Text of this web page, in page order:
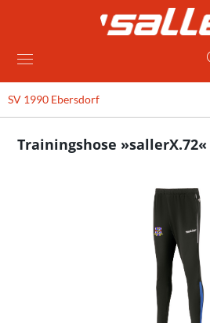
SV 1990 Ebersdorf
Trainingshose »sallerX.72«